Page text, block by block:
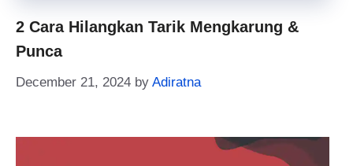
2 Cara Hilangkan Tarik Mengkarung &
Punca
December 21, 2024 by Adiratna